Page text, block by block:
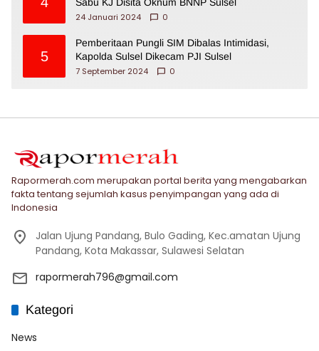
24 Januari 2024
0
5
Pemberitaan Pungli SIM Dibalas Intimidasi,
Kapolda Sulsel Dikecam PJI Sulsel
7 September 2024
0
Rapormerah.com merupakan portal berita yang mengabarkan
fakta tentang sejumlah kasus penyimpangan yang ada di
Indonesia
Jalan Ujung Pandang, Bulo Gading, Kec.amatan Ujung
Pandang, Kota Makassar, Sulawesi Selatan
rapormerah796@gmail.com
Kategori
News